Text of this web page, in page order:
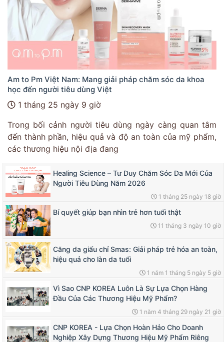
Am to Pm Việt Nam: Mang giải pháp chăm sóc da khoa
học đến người tiêu dùng Việt
1 tháng 25 ngày 9 giờ
Trong bối cảnh người tiêu dùng ngày càng quan tâm
đến thành phần, hiệu quả và độ an toàn của mỹ phẩm,
các thương hiệu nội địa đang
Healing Science – Tư Duy Chăm Sóc Da Mới Của
Người Tiêu Dùng Năm 2026
1 tháng 25 ngày 18 giờ
Bí quyết giúp bạn nhìn trẻ hơn tuổi thật
11 tháng 3 ngày 10 giờ
Căng da giấu chỉ Smas: Giải pháp trẻ hóa an toàn,
hiệu quả cho làn da tuổi
1 năm 1 tháng 5 ngày 5 giờ
Vì Sao CNP KOREA Luôn Là Sự Lựa Chọn Hàng
Đầu Của Các Thương Hiệu Mỹ Phẩm?
1 năm 4 tháng 29 ngày 21 giờ
CNP KOREA - Lựa Chọn Hoàn Hảo Cho Doanh
Nghiệp Xây Dựng Thương Hiệu Mỹ Phẩm Riêng